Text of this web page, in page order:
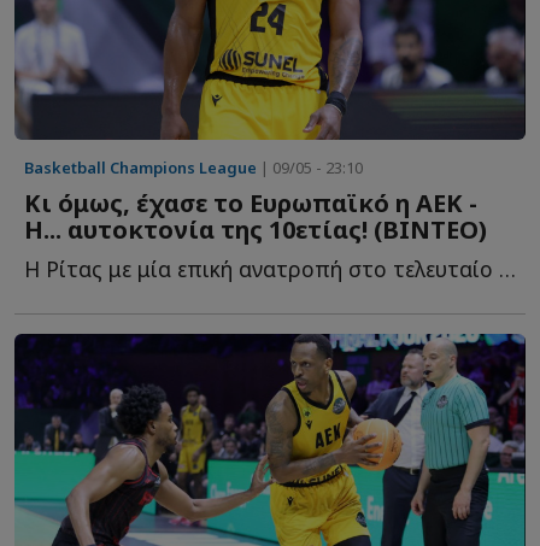
Basketball Champions League | 09/05 - 23:10
Κι όμως, έχασε το Ευρωπαϊκό η ΑΕΚ -
Η... αυτοκτονία της 10ετίας! (ΒΙΝΤΕΟ)
Η Ρίτας με μία επική ανατροπή στο τελευταίο δεκάλεπτο (3...